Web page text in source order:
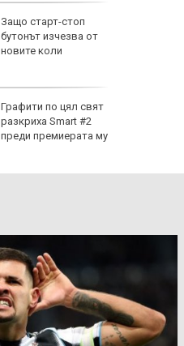
Защо старт-стоп
бутонът изчезва от
новите коли
Графити по цял свят
разкриха Smart #2
преди премиерата му